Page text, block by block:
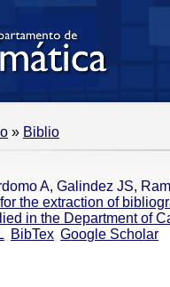
» Biblio
A, Galindez JS,
the extraction of
in the Department of
BibTex Google Scholar